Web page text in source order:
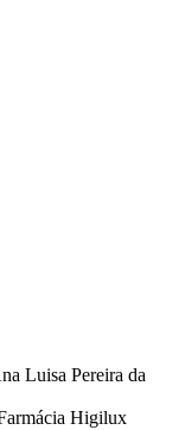
Luisa Pereira da
Higilux